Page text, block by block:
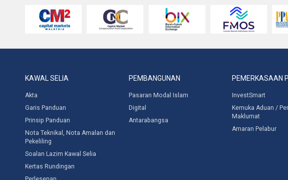
KAWAL SELIA
Akta
Garis Panduan
Prinsip Panduan
Nota Teknikal, Nota Amalan dan
Pekeliling
Soalan Lazim Kawal Selia
Kertas Rundingan
PEMBANGUNAN
Pasaran Modal Islam
Digital
Antarabangsa
PEMERKASAAN
InvestSmart
Kemuka Aduan /
Maklumat
Amaran Pelabur